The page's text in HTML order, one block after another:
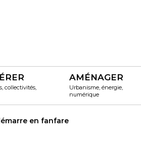
collectivités,
AMÉNAGER
Urbanisme, énergie,
numérique
en fanfare